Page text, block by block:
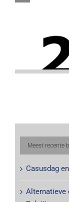
Meest recente
Casusdag
Alternatieve